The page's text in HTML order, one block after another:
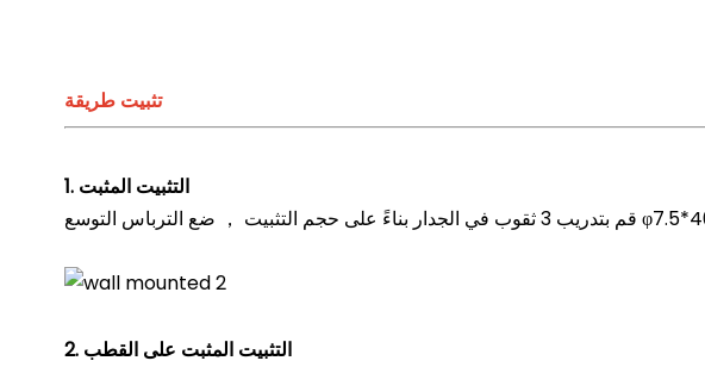
تثبيت طريقة
1. التثبيت المثبت
2. التثبيت المثبت على القطب